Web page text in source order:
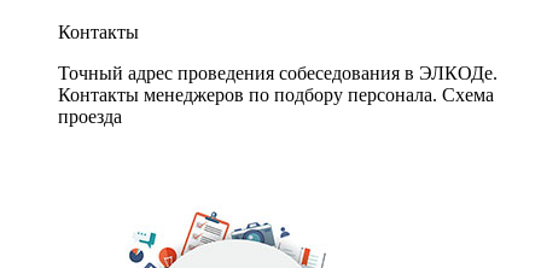
Контакты
Точный адрес проведения собеседования в ЭЛКОДе.
Контакты менеджеров по подбору персонала. Схема
проезда